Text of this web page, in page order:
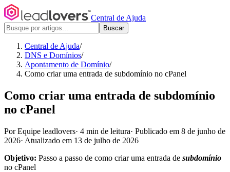
Central de Ajuda
Buscar
Central de Ajuda/
DNS e Domínios/
Apontamento de Domínio/
Como criar uma entrada de subdomínio no cPanel
Como criar uma entrada de subdomínio
no cPanel
Por Equipe leadlovers· 4 min de leitura· Publicado em 8 de junho de
2026· Atualizado em 13 de julho de 2026
Objetivo: Passo a passo de como criar uma entrada de subdomínio
no cPanel